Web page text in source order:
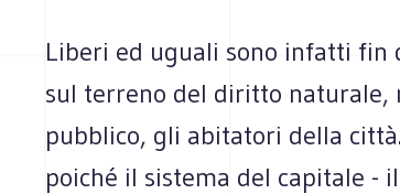
Liberi ed uguali sono infatti fin
sul terreno del diritto
pubblico, gli abitatori della
poiché il sistema del capitale -